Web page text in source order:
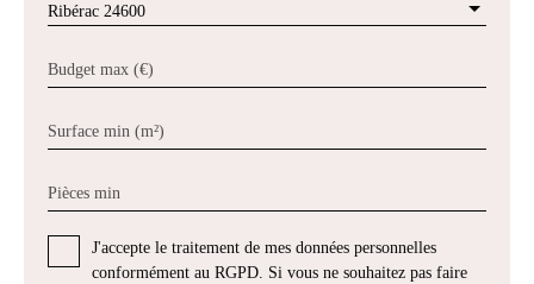
Ribérac 24600
Budget max (€)
Surface min (m²)
Pièces min
J'accepte le traitement de mes données personnelles
conformément au RGPD. Si vous ne souhaitez pas faire